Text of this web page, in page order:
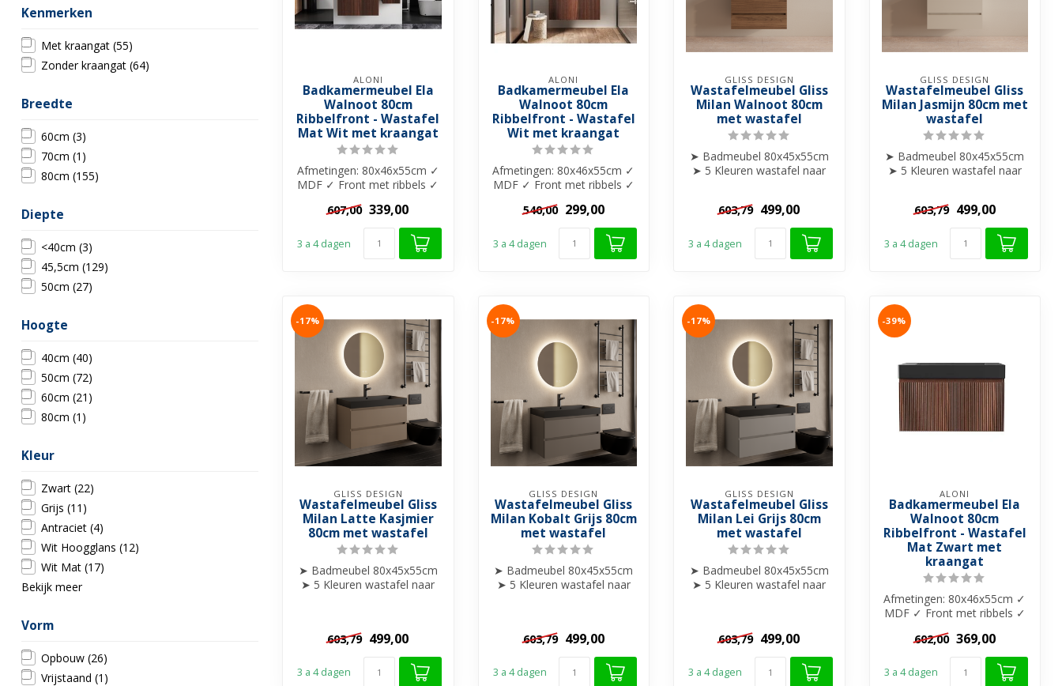
Kenmerken
Met kraangat (55)
Zonder kraangat (64)
Breedte
60cm (3)
70cm (1)
80cm (155)
Diepte
<40cm (3)
45,5cm (129)
50cm (27)
Hoogte
40cm (40)
50cm (72)
60cm (21)
80cm (1)
Kleur
Zwart (22)
Grijs (11)
Antraciet (4)
Wit Hoogglans (12)
Wit Mat (17)
Bekijk meer
Vorm
Opbouw (26)
Vrijstaand (1)
ALONI
Badkamermeubel Ela
Walnoot 80cm
Ribbelfront - Wastafel
Mat Wit met kraangat
Afmetingen: 80x46x55cm ✓
MDF ✓ Front met ribbels ✓
softclose...
607,00 339,00
3 a 4 dagen
ALONI
Badkamermeubel Ela
Walnoot 80cm
Ribbelfront - Wastafel
Wit met kraangat
Afmetingen: 80x46x55cm ✓
MDF ✓ Front met ribbels ✓
softclose...
540,00 299,00
3 a 4 dagen
GLISS DESIGN
Wastafelmeubel Gliss
Milan Walnoot 80cm
met wastafel
➤ Badmeubel 80x45x55cm
➤ 5 Kleuren wastafel naar
➤...
603,79 499,00
3 a 4 dagen
GLISS DESIGN
Wastafelmeubel Gliss
Milan Jasmijn 80cm met
wastafel
➤ Badmeubel 80x45x55cm
➤ 5 Kleuren wastafel naar
➤...
603,79 499,00
3 a 4 dagen
-17%
GLISS DESIGN
Wastafelmeubel Gliss
Milan Latte Kasjmier
80cm met wastafel
➤ Badmeubel 80x45x55cm
➤ 5 Kleuren wastafel naar
603,79 499,00
3 a 4 dagen
-17%
GLISS DESIGN
Wastafelmeubel Gliss
Milan Kobalt Grijs 80cm
met wastafel
➤ Badmeubel 80x45x55cm
➤ 5 Kleuren wastafel naar
603,79 499,00
3 a 4 dagen
-17%
GLISS DESIGN
Wastafelmeubel Gliss
Milan Lei Grijs 80cm
met wastafel
➤ Badmeubel 80x45x55cm
➤ 5 Kleuren wastafel naar
603,79 499,00
3 a 4 dagen
-39%
ALONI
Badkamermeubel Ela
Walnoot 80cm
Ribbelfront - Wastafel
Mat Zwart met
kraangat
Afmetingen: 80x46x55cm ✓
MDF ✓ Front met ribbels ✓
softclose...
602,00 369,00
3 a 4 dagen